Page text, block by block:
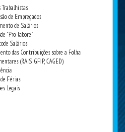
Trabalhistas
de Empregados
de Salários
"Pro-labore"
Salários
das Contribuições sobre a Folha
(RAIS, GFIP, CAGED)
Férias
Legais